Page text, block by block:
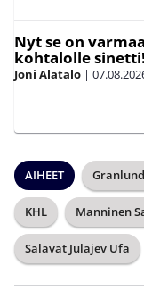
Nyt se on
kohtalolle sinetti!
Joni Alatalo |
AIHEET
KHL Manninen
Salavat Julajev Ufa